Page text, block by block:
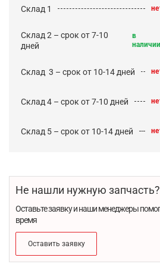
Склад 1
Склад 2 – срок от 7-10
дней
в
наличии
Cклад 3 – срок от 10-14 дней
Склад 4 – срок от 7-10 дней
Склад 5 – срок от 10-14 дней
Не нашли нужную запчасть?
Оставьте заявку и наши менеджеры
время
Оставить заявку